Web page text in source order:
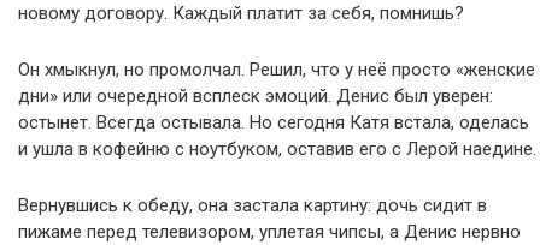
новому договору. Каждый платит за себя, помнишь?
Он хмыкнул, но промолчал. Решил, что у неё просто «женские
дни» или очередной всплеск эмоций. Денис был уверен:
остынет. Всегда остывала. Но сегодня Катя встала, оделась
и ушла в кофейню с ноутбуком, оставив его с Лерой наедине.
Вернувшись к обеду, она застала картину: дочь сидит в
пижаме перед телевизором, уплетая чипсы, а Денис нервно